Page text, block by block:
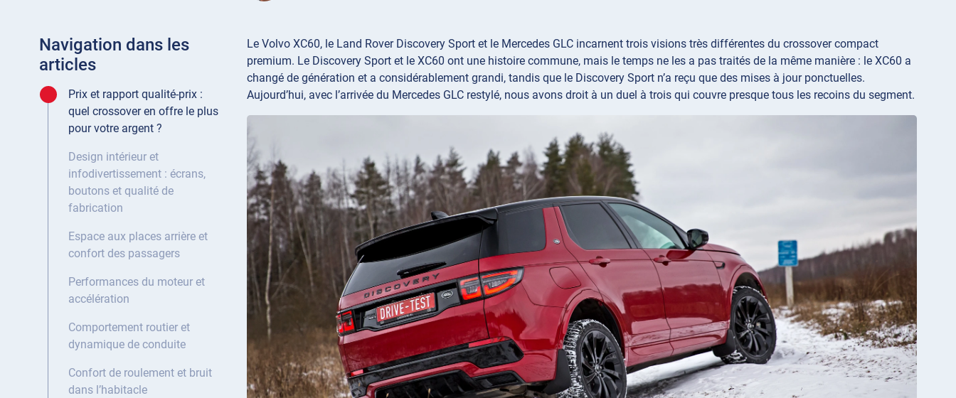
Navigation dans les
articles
Prix et rapport qualité-prix :
quel crossover en offre le plus
pour votre argent ?
Design intérieur et
infodivertissement : écrans,
boutons et qualité de
fabrication
Espace aux places arrière et
confort des passagers
Performances du moteur et
accélération
Comportement routier et
dynamique de conduite
Confort de roulement et bruit
dans l’habitacle
Le Volvo XC60, le Land Rover Discovery Sport et le Mercedes GLC incarnent trois visions très différentes du crossover compact
premium. Le Discovery Sport et le XC60 ont une histoire commune, mais le temps ne les a pas traités de la même manière : le XC60 a
changé de génération et a considérablement grandi, tandis que le Discovery Sport n’a reçu que des mises à jour ponctuelles.
Aujourd’hui, avec l’arrivée du Mercedes GLC restylé, nous avons droit à un duel à trois qui couvre presque tous les recoins du segment.